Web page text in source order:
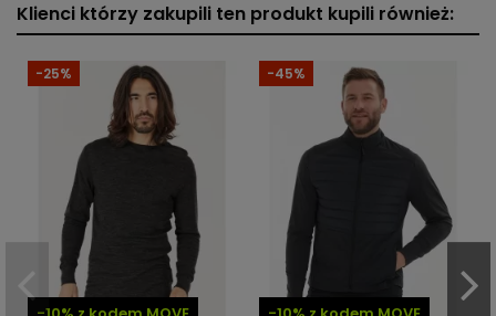
Klienci którzy zakupili ten produkt kupili również:
-25% -45%